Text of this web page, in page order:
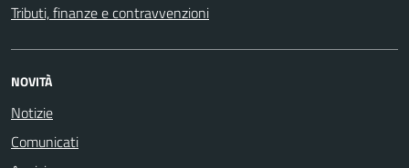
Tributi, finanze e contravvenzioni
NOVITÀ
Notizie
Comunicati